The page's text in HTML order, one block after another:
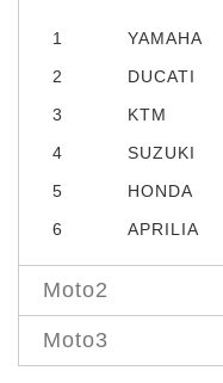
1 YAMAHA
2
DUCATI
3
KTM
4
SUZUKI
5
HONDA
6
APRILIA
Moto2
Moto3